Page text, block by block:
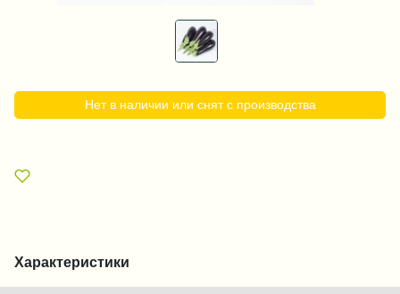
Нет в наличии или снят с производства
Характеристики